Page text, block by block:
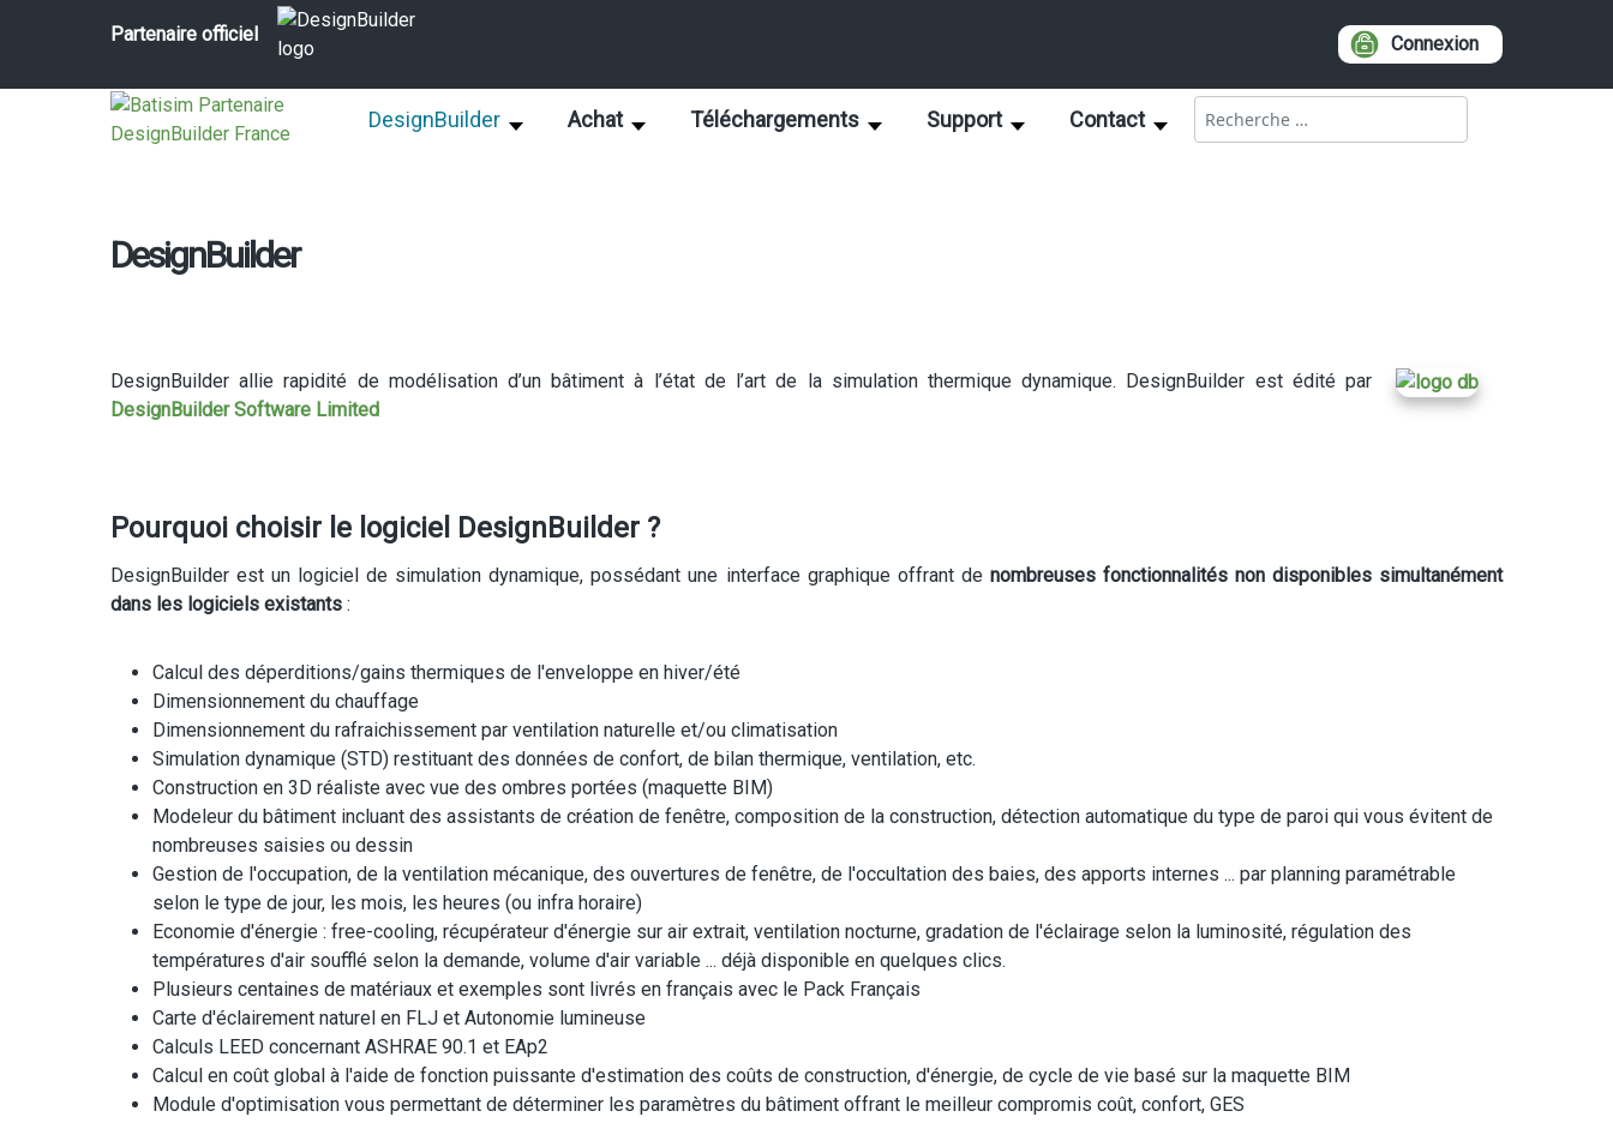
Partenaire officiel Connexion
DesignBuilder Achat Téléchargements Support Contact
DesignBuilder
DesignBuilder allie rapidité de modélisation d’un bâtiment à l’état de l’art de la simulation thermique dynamique. DesignBuilder est édité par
DesignBuilder Software Limited
Pourquoi choisir le logiciel DesignBuilder ?
DesignBuilder est un logiciel de simulation dynamique, possédant une interface graphique offrant de nombreuses fonctionnalités non disponibles simultanément
dans les logiciels existants :
Calcul des déperditions/gains thermiques de l'enveloppe en hiver/été
Dimensionnement du chauffage
Dimensionnement du rafraichissement par ventilation naturelle et/ou climatisation
Simulation dynamique (STD) restituant des données de confort, de bilan thermique, ventilation, etc.
Construction en 3D réaliste avec vue des ombres portées (maquette BIM)
Modeleur du bâtiment incluant des assistants de création de fenêtre, composition de la construction, détection automatique du type de paroi qui vous évitent de
nombreuses saisies ou dessin
Gestion de l'occupation, de la ventilation mécanique, des ouvertures de fenêtre, de l'occultation des baies, des apports internes ... par planning paramétrable
selon le type de jour, les mois, les heures (ou infra horaire)
Economie d'énergie : free-cooling, récupérateur d'énergie sur air extrait, ventilation nocturne, gradation de l'éclairage selon la luminosité, régulation des
températures d'air soufflé selon la demande, volume d'air variable ... déjà disponible en quelques clics.
Plusieurs centaines de matériaux et exemples sont livrés en français avec le Pack Français
Carte d'éclairement naturel en FLJ et Autonomie lumineuse
Calculs LEED concernant ASHRAE 90.1 et EAp2
Calcul en coût global à l'aide de fonction puissante d'estimation des coûts de construction, d'énergie, de cycle de vie basé sur la maquette BIM
Module d'optimisation vous permettant de déterminer les paramètres du bâtiment offrant le meilleur compromis coût, confort, GES